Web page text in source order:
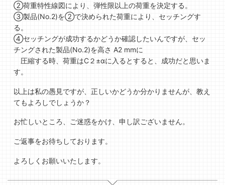
➁荷重特性線図により、弾性限以上の荷重を決定する。
③製品(No.2)を➁で決められた荷重により、セッチングす
る。
④セッチングが成功するかどうか確認したいんですが、セッ
チングされた製品(No.2)を高さ A2 mmに
圧縮する時、荷重はC２±αに入るとすると、成功だと思いま
す。
以上は私の愚見ですが、正しいかどうか分かりませんが、教え
てもよろしでしょうか？
お忙しいところ、ご迷惑をかけ、申し訳ございません。
ご返事をお待ちしております。
よろしくお願いいたします。